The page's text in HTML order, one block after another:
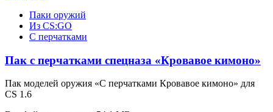
Паки оружий
Из CS:GO
С перчатками
Пак с перчатками спецназа «Кровавое кимоно»
Пак моделей оружия «С перчатками Кровавое кимоно» для
CS 1.6